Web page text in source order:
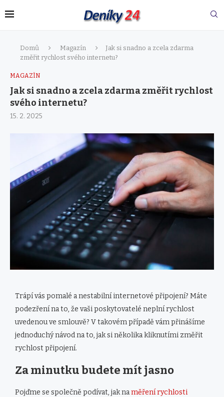
Domů Magazín
Jak si snadno a zcela zdarma
změřit rychlost svého internetu?
MAGAZÍN
Jak si snadno a zcela zdarma změřit rychlost
svého internetu?
15. 2. 2025
Trápí vás pomalé a nestabilní internetové připojení? Máte
podezření na to, že vaši poskytovatelé neplní rychlost
uvedenou ve smlouvě? V takovém případě vám přinášíme
jednoduchý návod na to, jak si několika kliknutími změřit
rychlost připojení.
Za minutku budete mít jasno
Pojďme se společně podívat, jak naměření rychlosti